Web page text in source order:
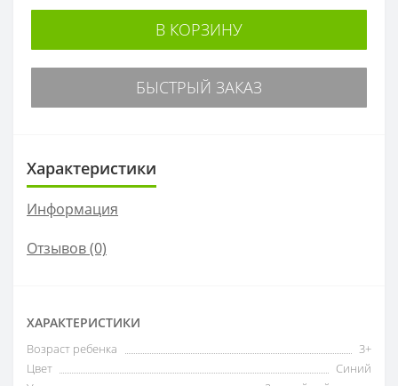
В КОРЗИНУ
БЫСТРЫЙ ЗАКАЗ
Характеристики
Информация
Отзывов (0)
ХАРАКТЕРИСТИКИ
Возраст ребенка
3+
Цвет
Синий